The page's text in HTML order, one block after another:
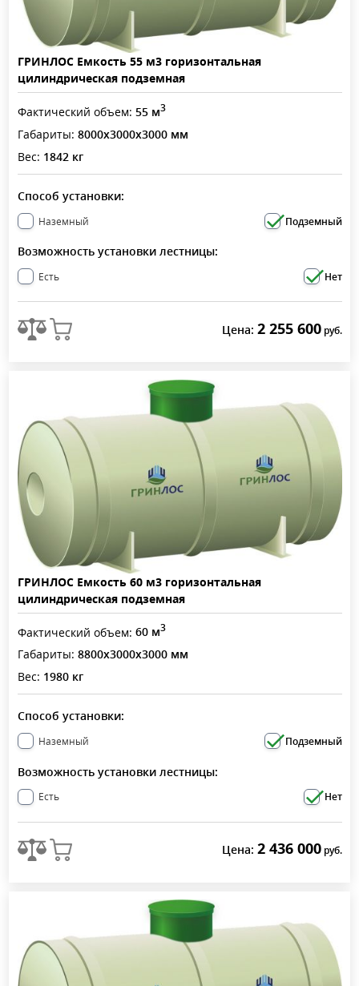
ГРИНЛОС Емкость 55 м3 горизонтальная
цилиндрическая подземная
Фактический объем: 55 м3
Габариты: 8000x3000x3000 мм
Вес: 1842 кг
Способ установки:
Наземный Подземный
Возможность установки лестницы:
Есть Нет
Цена: 2 255 600руб.
ГРИНЛОС Емкость 60 м3 горизонтальная
цилиндрическая подземная
Фактический объем: 60 м3
Габариты: 8800x3000x3000 мм
Вес: 1980 кг
Способ установки:
Наземный Подземный
Возможность установки лестницы:
Есть Нет
Цена: 2 436 000руб.